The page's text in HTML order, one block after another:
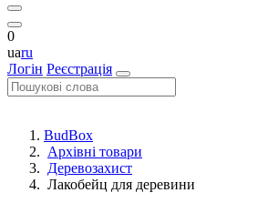
0
uaru
Логін Реєстрація
BudBox
Архівні товари
Деревозахист
Лакобейц для деревини